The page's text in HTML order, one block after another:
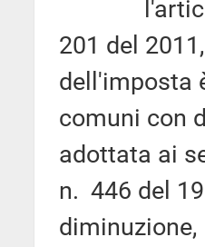
l'articolo
201 del
dell'imposta
comuni con
adottata ai
n. 446 del